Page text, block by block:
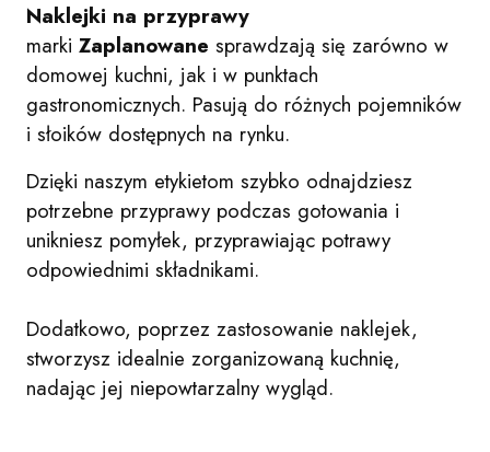
Naklejki na przyprawy
marki Zaplanowane sprawdzają się zarówno w
domowej kuchni, jak i w punktach
gastronomicznych. Pasują do różnych pojemników
i słoików dostępnych na rynku.
Dzięki naszym etykietom szybko odnajdziesz
potrzebne przyprawy podczas gotowania i
unikniesz pomyłek, przyprawiając potrawy
odpowiednimi składnikami.
Dodatkowo, poprzez zastosowanie naklejek,
stworzysz idealnie zorganizowaną kuchnię,
nadając jej niepowtarzalny wygląd.